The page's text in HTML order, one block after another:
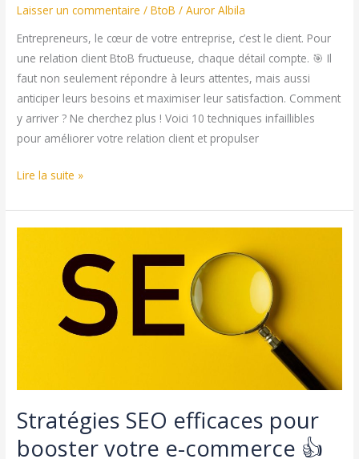
de
Votre
Site
E-
commerce
🚀
Laisser un commentaire /BtoB /Auror Albila
Entrepreneurs, le cœur de votre entreprise, c’est le client. Pour
une relation client BtoB fructueuse, chaque détail compte. 🎯 Il
faut non seulement répondre à leurs attentes, mais aussi
anticiper leurs besoins et maximiser leur satisfaction. Comment
y arriver ? Ne cherchez plus ! Voici 10 techniques infaillibles
pour améliorer votre relation client et propulser
Relation
BtoB
Techniques
Infaillibles
l’Améliorer
Lire la suite »
Stratégies SEO efficaces pour
booster votre e-commerce 👍